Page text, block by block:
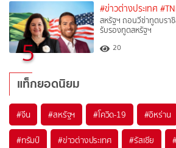
5
#ข่าวต่างประเทศ
สหรัฐฯ ถอนวีซ่าทูตบรา
รับรองทูตสหรัฐฯ
20
แท็กยอดนิยม
#จีน #สหรัฐฯ #โควิด-19 #อิหร่าน
#ทรัมป์ #ข่าวต่างประเทศ #รัสเซีย